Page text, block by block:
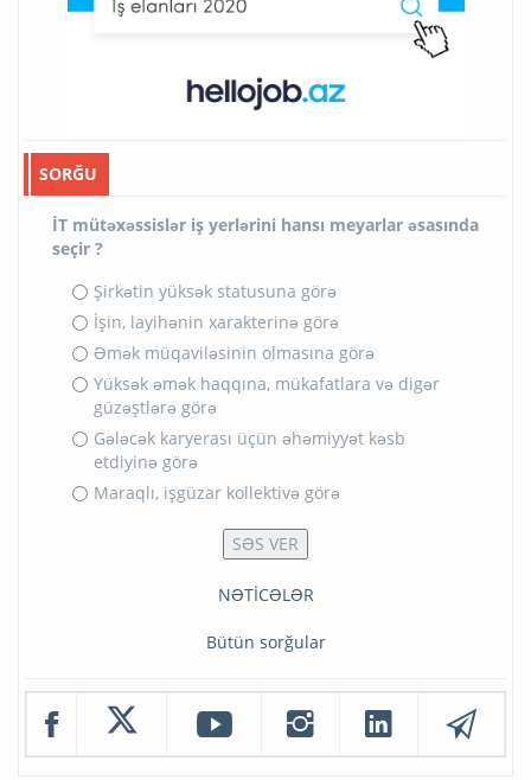
SORĞU
İT mütəxəssislər iş yerlərini hansı meyarlar əsasında
seçir ?
Şirkətin yüksək statusuna görə
İşin, layihənin xarakterinə görə
Əmək müqaviləsinin olmasına görə
Yüksək əmək haqqına, mükafatlara və digər
güzəştlərə görə
Gələcək karyerası üçün əhəmiyyət kəsb
etdiyinə görə
Maraqlı, işgüzar kollektivə görə
NƏTİCƏLƏR
Bütün sorğular